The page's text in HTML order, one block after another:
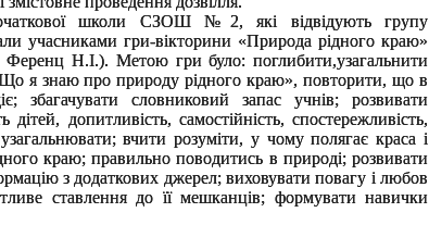
школи СЗОШ №2, які відвідують групу
учасниками гри-вікторини «Природа рідного краю»
Ференц Н.І.). Метою гри було: поглибити,узагальнити
я знаю про природу рідного краю», повторити, що в
збагачувати словниковий запас учнів; розвивати
дітей, допитливість, самостійність, спостережливість,
вчити розуміти, у чому полягає краса і
краю; правильно поводитись в природі; розвивати
з додаткових джерел; виховувати повагу і любов
ставлення до її мешканців; формувати навички